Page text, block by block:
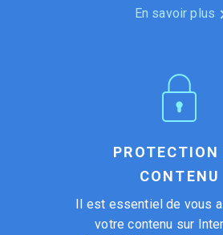
En savoir plus
PROTECTION
CONTENU
Il est essentiel de vous
votre contenu sur